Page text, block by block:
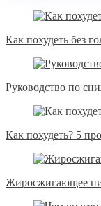
Как похудеть без
Руководство по
Как похудеть? 5
Жиросжигающее